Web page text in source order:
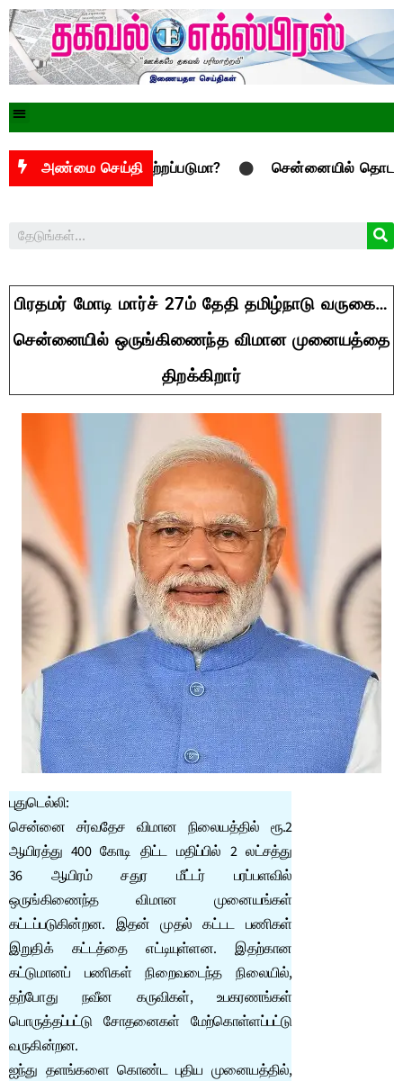
அண்மை செய்தி
அகற்றப்படுமா? சென்னையில் தொடரும் ஆவின் பால்
பிரதமர் மோடி மார்ச் 27ம் தேதி தமிழ்நாடு வருகை…
சென்னையில் ஒருங்கிணைந்த விமான முனையத்தை
திறக்கிறார்
புதுடெல்லி:
சென்னை சர்வதேச விமான நிலையத்தில் ரூ.2
ஆயிரத்து 400 கோடி திட்ட மதிப்பில் 2 லட்சத்து
36 ஆயிரம் சதுர மீட்டர் பரப்பளவில்
ஒருங்கிணைந்த விமான முனையங்கள்
கட்டப்படுகின்றன. இதன் முதல் கட்டட பணிகள்
இறுதிக் கட்டத்தை எட்டியுள்ளன. இதற்கான
கட்டுமானப் பணிகள் நிறைவடைந்த நிலையில்,
தற்போது நவீன கருவிகள், உபகரணங்கள்
பொருத்தப்பட்டு சோதனைகள் மேற்கொள்ளப்பட்டு
வருகின்றன.
ஐந்து தளங்களை கொண்ட புதிய முனையத்தில்,